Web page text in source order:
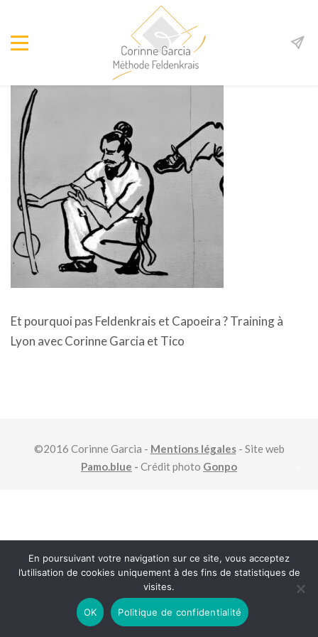
Et pourquoi pas Feldenkrais et Capoeira ? Training à
Lyon avec Corinne Garcia et Tico
©2016 Corinne Garcia - Mentions légales- Site web
Pamo.blue - Crédit photo Gonpo
En poursuivant votre navigation sur ce site, vous acceptez
l’utilisation de cookies uniquement à des fins de statistiques de
visites.
OK Politique de confidentialité